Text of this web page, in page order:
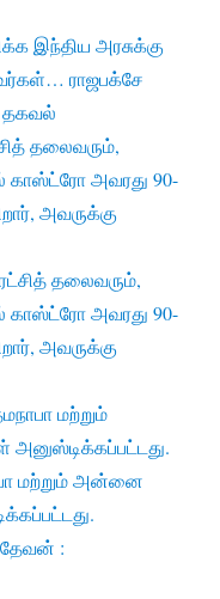
இந்திய அரசுக்கு
ராஜபக்சே
தகவல்
தலைவரும்,
காஸ்ட்ரோ அவரது 90-
அவருக்கு
தலைவரும்,
காஸ்ட்ரோ அவரது 90-
அவருக்கு
மற்றும்
அனுஸ்டிக்கப்பட்டது.
மற்றும் அன்னை
: